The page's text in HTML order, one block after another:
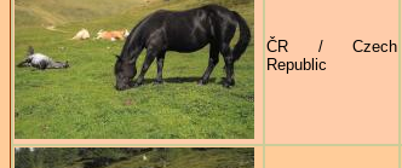
ČR / Czech
Republic